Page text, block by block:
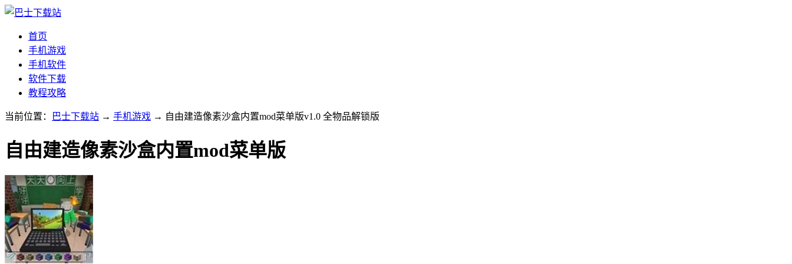
首页
手机游戏
手机软件
软件下载
教程攻略
当前位置： 巴士下载站 → 手机游戏 → 自由建造像素沙盒内置mod菜单版v1.0 全物品解锁版
自由建造像素沙盒内置mod菜单版